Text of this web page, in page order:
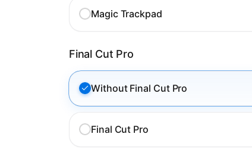
Magic Trackpad
Final Cut Pro
Without Final Cut Pro
Final Cut Pro